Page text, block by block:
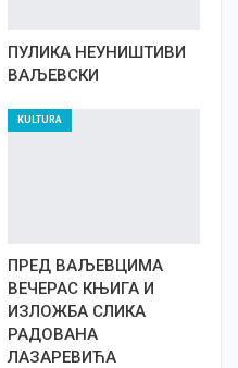
ПУЛИКА НЕУНИШТИВИ
ВАЉЕВСКИ
KULTURA
ПРЕД ВАЉЕВЦИМА
ВЕЧЕРАС КЊИГА И
ИЗЛОЖБА СЛИКА
РАДОВАНА
ЛАЗАРЕВИЋА